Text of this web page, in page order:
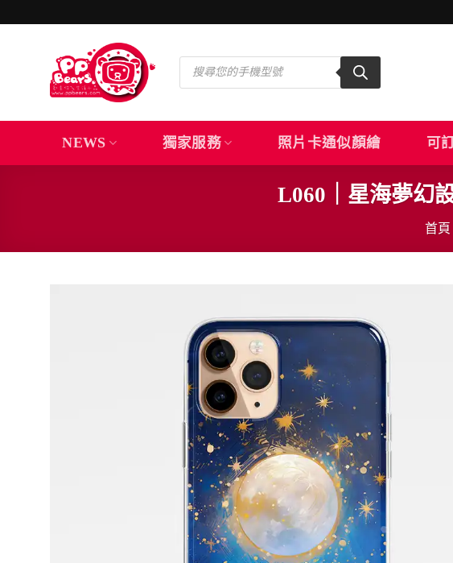
Products
search
NEWS 獨家服務 照片卡通似顏繪 可
L060｜星海夢幻
首頁